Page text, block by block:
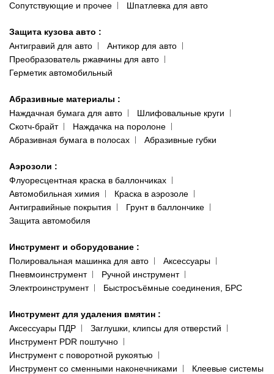
Сопутствующие и прочее
Шпатлевка для авто
Защита кузова авто :
Антигравий для авто
Антикор для авто
Преобразователь ржавчины для авто
Герметик автомобильный
Абразивные материалы :
Наждачная бумага для авто
Шлифовальные круги
Скотч-брайт
Наждачка на поролоне
Абразивная бумага в полосах
Абразивные губки
Аэрозоли :
Флуоресцентная краска в баллончиках
Автомобильная химия
Краска в аэрозоле
Антигравийные покрытия
Грунт в баллончике
Защита автомобиля
Инструмент и оборудование :
Полировальная машинка для авто
Аксессуары
Пневмоинструмент
Ручной инструмент
Электроинструмент
Быстросъёмные соединения, БРС
Инструмент для удаления вмятин :
Аксессуары ПДР
Заглушки, клипсы для отверстий
Инструмент PDR поштучно
Инструмент с поворотной рукоятью
Инструмент со сменными наконечниками
Клеевые системы